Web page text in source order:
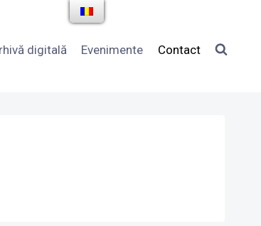
digitală Evenimente Contact